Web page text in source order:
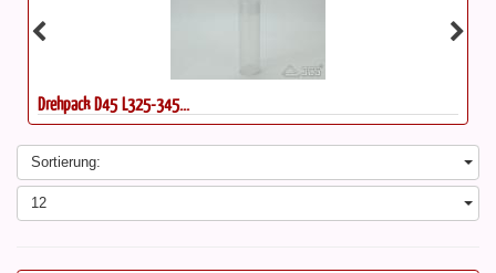
Drehpack D80 L120-200...
Sortierung:
12